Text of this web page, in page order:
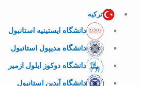
ترکیه
دانشگاه ایستینیه استانبول
دانشگاه مدیپول استانبول
دانشگاه دوکوز ایلول ازمیر
دانشگاه آیدین استانبول